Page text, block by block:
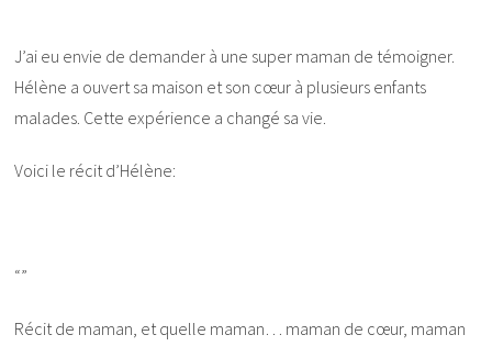
J’ai eu envie de demander à une super maman de témoigner.
Hélène a ouvert sa maison et son cœur à plusieurs enfants
malades. Cette expérience a changé sa vie.
Voici le récit d’Hélène:
“”
Récit de maman, et quelle maman… maman de cœur, maman